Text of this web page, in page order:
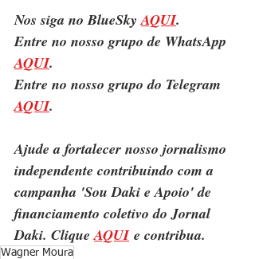
Nos siga no BlueSky AQUI.
Entre no nosso grupo de WhatsApp
AQUI.
Entre no nosso grupo do Telegram
AQUI.
Ajude a fortalecer nosso jornalismo
independente contribuindo com a
campanha 'Sou Daki e Apoio' de
financiamento coletivo do Jornal
Daki. Clique AQUI e contribua.
Wagner Moura